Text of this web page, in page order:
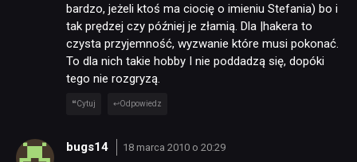
bardzo, jeżeli ktoś ma ciocię o imieniu Stefania) bo i
tak prędzej czy później je złamią. Dla |hakera to
czysta przyjemność, wyzwanie które musi pokonać.
To dla nich takie hobby I nie poddadzą się, dopóki
tego nie rozgryzą.
Cytuj Odpowiedz
bugs14 18 marca 2010 o 20:29